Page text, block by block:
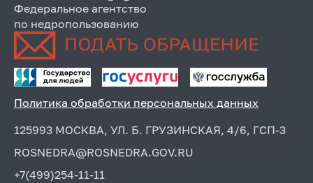
Федеральное агентство
по недропользованию
Политика обработки персональных данных
125993 МОСКВА, УЛ. Б. ГРУЗИНСКАЯ, 4/6, ГСП-3
ROSNEDRA@ROSNEDRA.GOV.RU
+7(499)254-11-11